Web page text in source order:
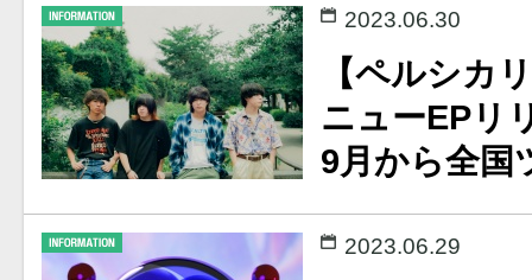
2023.06.30
【ペルシカ
ニューEPリ
9月から全国
2023.06.29